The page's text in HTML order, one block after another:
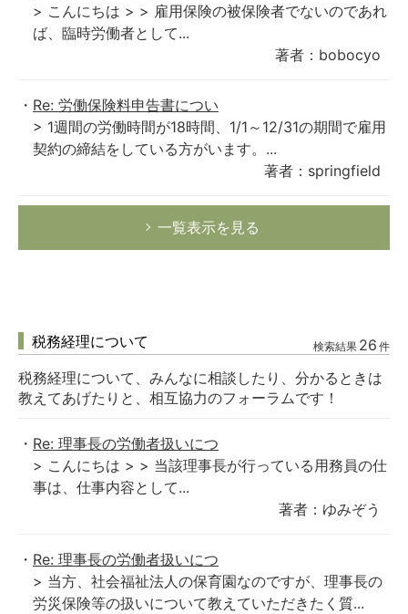
> こんにちは > > 雇用保険の被保険者でないのであれ
ば、臨時労働者として...
著者：bobocyo
Re: 労働保険料申告書につい
> 1週間の労働時間が18時間、1/1～12/31の期間で雇用
契約の締結をしている方がいます。...
著者：springfield
一覧表示を見る
税務経理について 検索結果 26 件
税務経理について、みんなに相談したり、分かるときは
教えてあげたりと、相互協力のフォーラムです！
Re: 理事長の労働者扱いにつ
> こんにちは > > 当該理事長が行っている用務員の仕
事は、仕事内容として...
著者：ゆみぞう
Re: 理事長の労働者扱いにつ
> 当方、社会福祉法人の保育園なのですが、理事長の
労災保険等の扱いについて教えていただきたく質...